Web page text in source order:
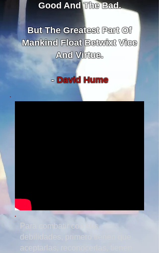
Good And The Bad.
But The Greatest Part Of
Mankind Float Betwixt Vice
And Virtue.
- David Hume
Para combatir con sus
debilidades, primero tienen que
aceptarlas, reconocerlas, tienen